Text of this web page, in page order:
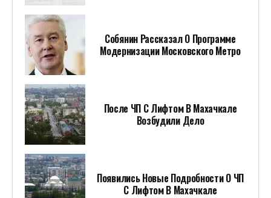
Собянин Рассказал О Программе
Модернизации Московского Метро
После ЧП С Лифтом В Махачкале
Возбудили Дело
Появились Новые Подробности О ЧП
С Лифтом В Махачкале